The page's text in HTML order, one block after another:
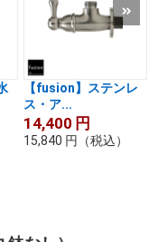
【fusion】ステンレ
ス・ア...
14,400 円
15,840 円 （税込）